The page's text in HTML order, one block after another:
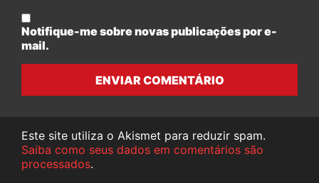
Notifique-me sobre novas publicações por e-
mail.
ENVIAR COMENTÁRIO
Este site utiliza o Akismet para reduzir spam.
Saiba como seus dados em comentários são
processados.